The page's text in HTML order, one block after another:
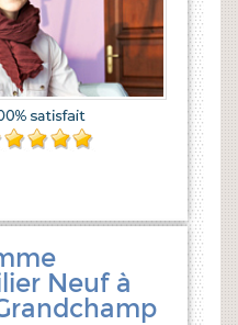
Neuf à